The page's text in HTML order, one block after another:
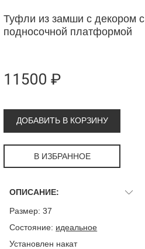
Туфли из замши с декором с
подносочной платформой
11500 ₽
ДОБАВИТЬ В КОРЗИНУ
В ИЗБРАННОЕ
ОПИСАНИЕ:
Размер: 37
Состояние: идеальное
Установлен накат